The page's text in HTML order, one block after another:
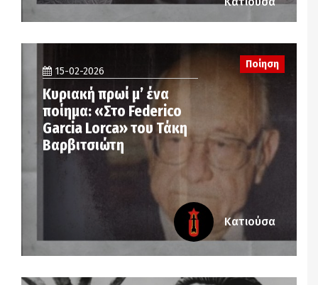
15-02-2026
Κυριακή πρωί μ’ ένα
ποίημα: «Στο Federico
Garcia Lorca» του Τάκη
Βαρβιτσιώτη
Ποίηση
Κατιούσα